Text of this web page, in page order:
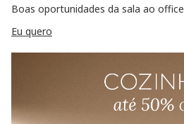
Boas oportunidades da sala ao office
Eu quero